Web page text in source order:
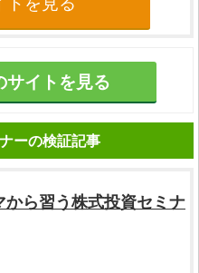
サイトを見る
ーの検証記事
から習う株式投資セミナ